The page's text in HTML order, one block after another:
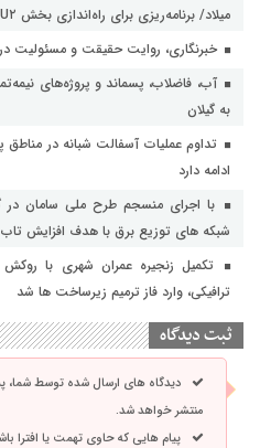
میلاد/ برنامه‌ریزی برای راه‌اندازی بخش ICU۲
خبرنگاری، روایت حقیقت و مسئولیت‌
آب، فاضلاب، پسماند و پروژه‌های
به گیلان
تداوم عملیات آسفالت‌ شبانه در
ادامه دارد
شبکه های توزیع برق با هدف افزایش
تکمیل زنجیره عمران شهری با
ترافیکی، وارد فاز ترمیم زیرساخت ها شد
ثبت دیدگاه
دیدگاه های ارسال شده توسط شما،
منتشر خواهد شد.
پیام هایی که حاوی تهمت یا افترا